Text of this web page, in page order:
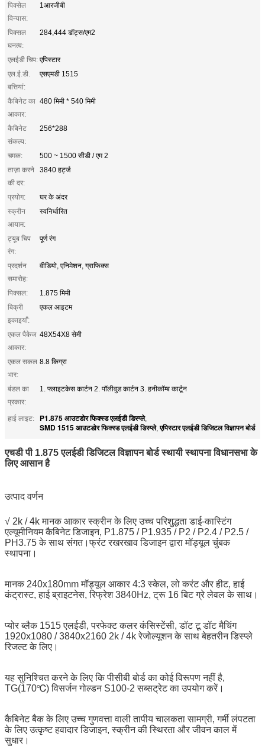
पिक्सेल
विन्यास:
1आरजीबी
पिक्सल
घनत्व:
284,444 डॉट्स/एम2
एलईडी चिप: एपिस्टार
एल.ई.डी.
बत्तियां:
एसएमडी 1515
कैबिनेट का
आकार:
480 मिमी * 540 मिमी
कैबिनेट
संकल्प:
256*288
चमक:
500 ~ 1500 सीडी / एम 2
ताज़ा करने
की दर:
3840 हर्ट्ज
प्रयोग:
घर के अंदर
स्क्रीन
आयाम:
स्वनिर्धारित
ट्यूब चिप
रंग:
पूर्ण रंग
प्रदर्शन
समारोह:
वीडियो, एनिमेशन, ग्राफिक्स
पिक्सल:
1.875 मिमी
बिक्री
इकाइयाँ:
एकल आइटम
एकल पैकेज
आकार:
48X54X8 सेमी
एकल सकल
भार:
8.8 किग्रा
बंडल का
प्रकार:
1. फ्लाइटकेस कार्टन 2. पॉलीवुड कार्टन 3. हनीकॉम्ब कार्टून
हाई लाइट: P1.875 आउटडोर फिक्स्ड एलईडी डिस्प्ले,
SMD 1515 आउटडोर फिक्स्ड एलईडी डिस्प्ले,एपिस्टार एलईडी डिजिटल विज्ञापन बोर्ड
एचडी पी 1.875 एलईडी डिजिटल विज्ञापन बोर्ड स्थायी स्थापना विधानसभा के
लिए आसान है
उत्पाद वर्णन
√ 2k / 4k मानक आकार स्क्रीन के लिए उच्च परिशुद्धता डाई-कास्टिंग
एल्यूमीनियम कैबिनेट डिजाइन, P1.875 / P1.935 / P2 / P2.4 / P2.5 /
PH3.75 के साथ संगत।फ्रंट रखरखाव डिजाइन द्वारा मॉड्यूल चुंबक
स्थापना।
मानक 240x180mm मॉड्यूल आकार 4:3 स्केल, लो करंट और हीट, हाई
कंट्रास्ट, हाई ब्राइटनेस, रिफ्रेश 3840Hz, ट्रू 16 बिट ग्रे लेवल के साथ।
प्योर ब्लैक 1515 एलईडी, परफेक्ट कलर कंसिस्टेंसी, डॉट टू डॉट मैचिंग
1920x1080 / 3840x2160 2k / 4k रेजोल्यूशन के साथ बेहतरीन डिस्प्ले
रिजल्ट के लिए।
यह सुनिश्चित करने के लिए कि पीसीबी बोर्ड का कोई विरूपण नहीं है,
TG(170℃) विसर्जन गोल्डन S100-2 सब्सट्रेट का उपयोग करें।
कैबिनेट बैक के लिए उच्च गुणवत्ता वाली तापीय चालकता सामग्री, गर्मी लंपटता
के लिए उत्कृष्ट हवादार डिजाइन, स्क्रीन की स्थिरता और जीवन काल में
सुधार।